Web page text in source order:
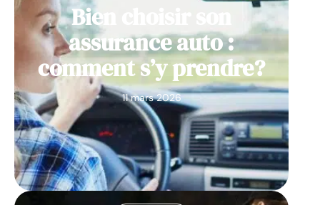
Bien choisir son
assurance auto :
comment s’y prendre?
11 mars 2026